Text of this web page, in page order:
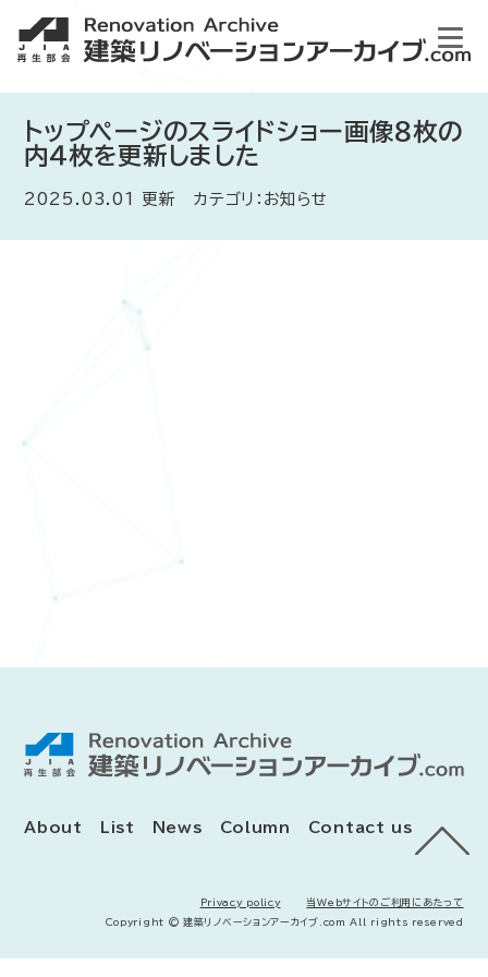
トップページのスライドショー画像８枚の
内４枚を更新しました
2025.03.01 更新 カテゴリ：お知らせ
About List News Column Contact us
Privacy policy
当Webサイトのご利用にあたって
Copyright © 建築リノベーションアーカイブ.com All rights reserved